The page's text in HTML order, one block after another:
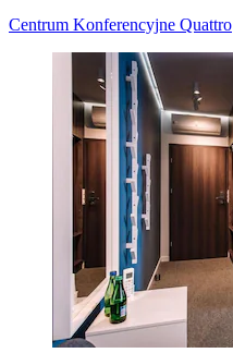
Centrum Konferencyjne Quattro